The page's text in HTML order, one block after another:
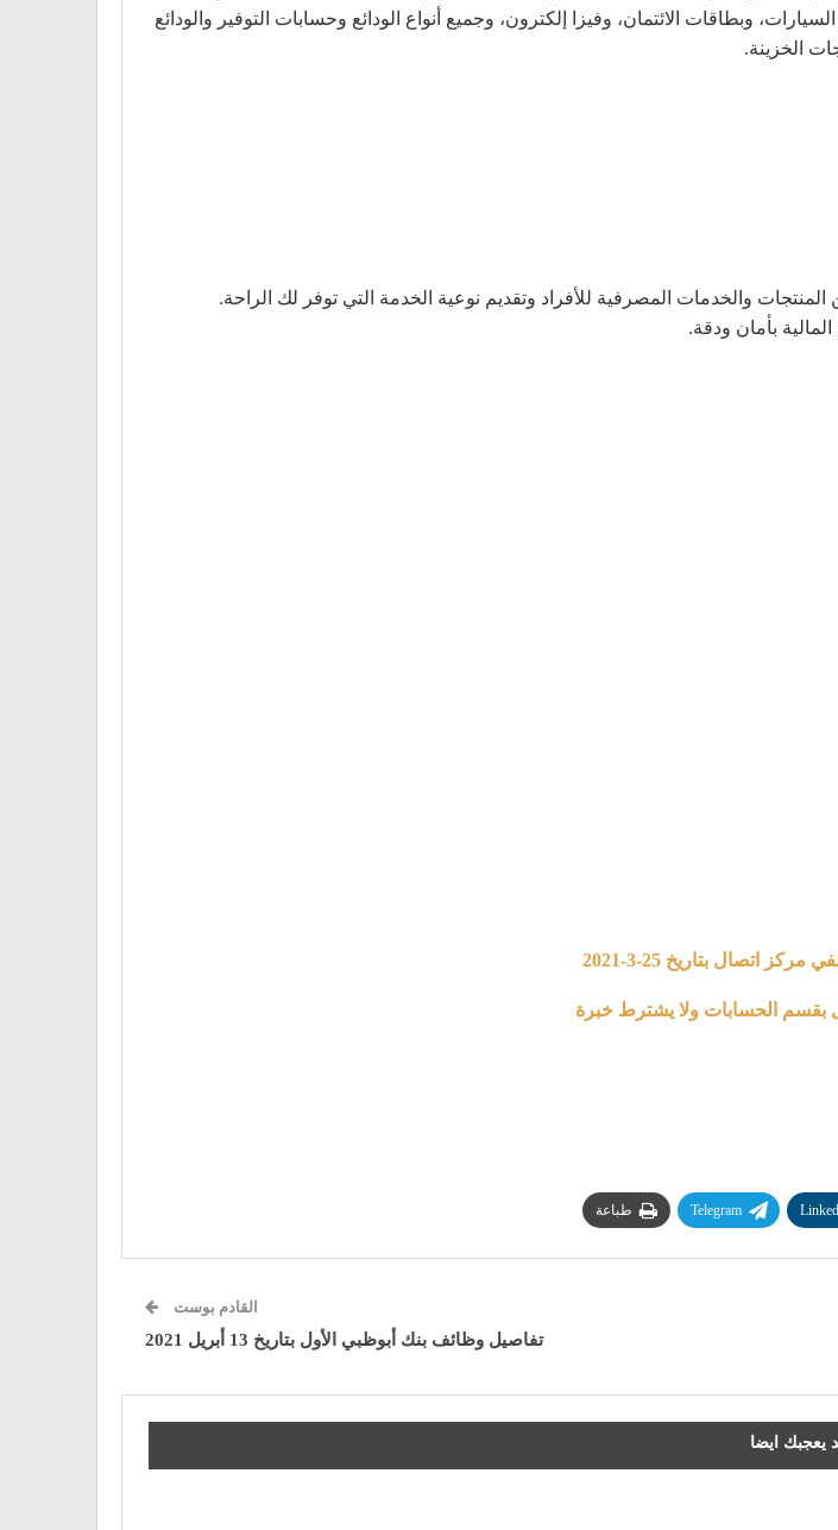
وبطاقات الائتمان، وفيزا إلكترون، وجميع أنواع الودائع وحسابات التوفير والودائع
الخزينة.
بأمان ودقة.
بتاريخ 25-3-2021
بقسم الحسابات ولا يشترط خبرة
Telegram طباعة
القادم بوست
تفاصيل وظائف بنك أبوظبي الأول بتاريخ 13 أبريل 2021
يعجبك ايضا